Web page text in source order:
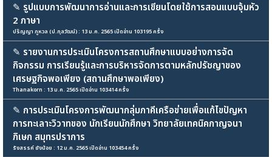
✎ รูปแบบการพัฒนาการอ่านและการเขียนโดยใช้การสอนแบบจุ้มหัว
2 ภาษา
ปริญญา ภูหวล (ป.กุลวัฒน์) : 13 ม.ค. 2565 เปิดอ่าน 103195 ครั้ง
✎ รายงานการประเมินโครงการสถานศึกษาแบบอย่างการจัด
กิจกรรม การเรียนรู้และการบริหารจัดการตามหลักปรัชญาของ
เศรษฐกิจพอเพียง (สถานศึกษาพอเพียง)
Thanakorn : 13 ม.ค. 2565 เปิดอ่าน 103414 ครั้ง
✎ การประเมินโครงการพัฒนากลุ่มภาคีเครือข่ายเพื่อแก้ไขปัญหา
การทะเลาะวิวาทของ นักเรียนนักศึกษา วิทยาลัยเทคนิคกาญจนา
ภิเษก สมุทรปราการ
รังสรรค์ ยังน้อย : 12 ม.ค. 2565 เปิดอ่าน 103454 ครั้ง